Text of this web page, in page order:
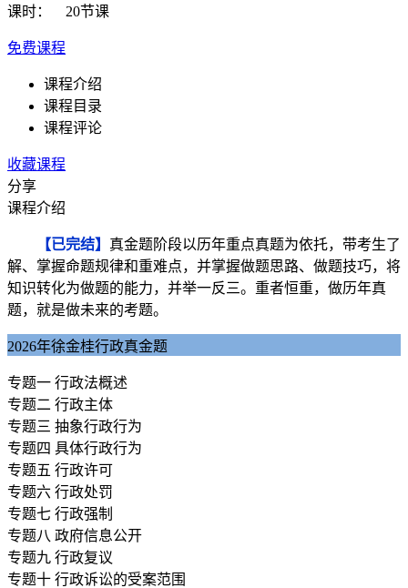
课时： 20节课
免费课程
课程介绍
课程目录
课程评论
收藏课程
分享
课程介绍
【已完结】 真金题阶段以历年重点真题为依托，带考生了
解、掌握命题规律和重难点，并掌握做题思路、做题技巧，将
知识转化为做题的能力，并举一反三。重者恒重，做历年真
题，就是做未来的考题。
2026年徐金桂行政真金题
专题一 行政法概述
专题二 行政主体
专题三 抽象行政行为
专题四 具体行政行为
专题五 行政许可
专题六 行政处罚
专题七 行政强制
专题八 政府信息公开
专题九 行政复议
专题十 行政诉讼的受案范围